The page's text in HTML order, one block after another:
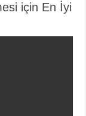
için En İyi